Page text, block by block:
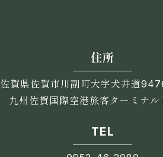
住所
佐賀県佐賀市川副町大字犬井道
九州佐賀国際空港旅客ターミナル
TEL